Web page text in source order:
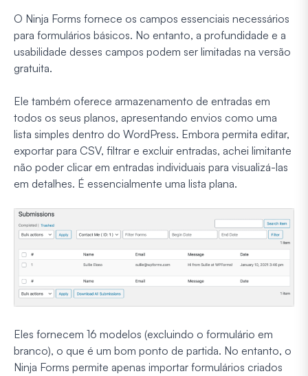
O Ninja Forms fornece os campos essenciais necessários
para formulários básicos. No entanto, a profundidade e a
usabilidade desses campos podem ser limitadas na versão
gratuita.
Ele também oferece armazenamento de entradas em
todos os seus planos, apresentando envios como uma
lista simples dentro do WordPress. Embora permita editar,
exportar para CSV, filtrar e excluir entradas, achei limitante
não poder clicar em entradas individuais para visualizá-las
em detalhes. É essencialmente uma lista plana.
Eles fornecem 16 modelos (excluindo o formulário em
branco), o que é um bom ponto de partida. No entanto, o
Ninja Forms permite apenas importar formulários criados